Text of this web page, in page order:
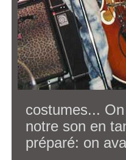
costumes...
notre son en
préparé: on